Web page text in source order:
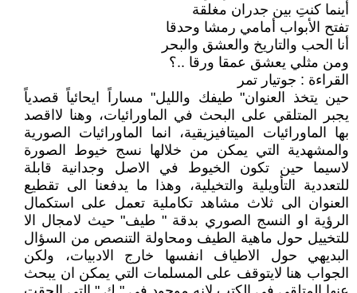
أينما كنتِ بين جدران مغلقة
تفتح الأبواب أمامي رمشا وحدقا
أنا الحب والتاريخ والعشق والبحر
ومن مثلي يعشق عمقا ورقا ..؟
القراءة : جوتيار تمر
حين يتخذ العنوان" طيفك والليل" مساراً ايحائياً قصدياً
يجبر المتلقي على البحث في الماورائيات، وهنا لااقصد
بها الماورائيات الميتافيزيقية، انما الماورائيات الصورية
والمشهدية التي يمكن من خلالها نسج خيوط الصورة
لاسيما حين تكون الخيوط في الاصل وجدانية قابلة
للتعددية التأويلية والتخيلية، وهذا ما يدفعنا الى تقطيع
العنوان الى ثلاث مشاهد تكاملية تعمل على استكمال
الرؤية او النسج الصوري بدقة " طيف" حيث لامجال الا
للتخييل حول ماهية الطيف ومحاولة التنصص من السؤال
البديهي حول الاطياف انفسها خارج الادبيات، ولكن
الجواب هنا لايتوقف على المسلمات التي يمكن ان يبحث